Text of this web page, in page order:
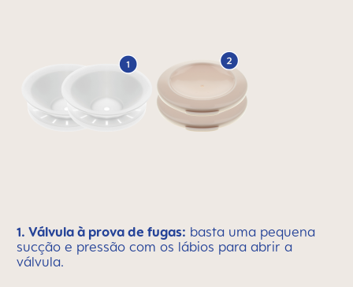
1. Válvula à prova de fugas: basta uma pequena
sucção e pressão com os lábios para abrir a
válvula.